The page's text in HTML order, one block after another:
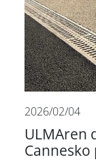
2026/02/04
ULMAren